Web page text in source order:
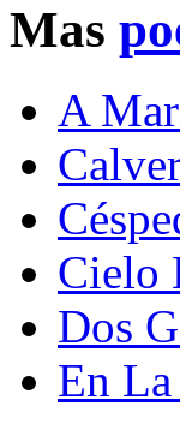
Mas
A
Cielo
Dos
En